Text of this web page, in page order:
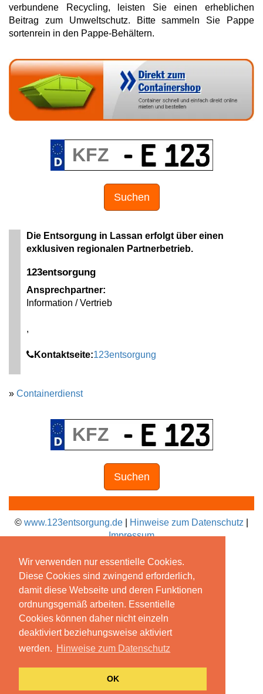
Wir verwenden nur essentielle Cookies.
Diese Cookies sind zwingend erforderlich,
damit diese Webseite und deren Funktionen
ordnungsgemäß arbeiten. Essentielle
Cookies können daher nicht einzeln
deaktiviert beziehungsweise aktiviert
werden. Hinweise zum Datenschutz
OK
verbundene Recycling, leisten Sie einen erheblichen
Beitrag zum Umweltschutz. Bitte sammeln Sie Pappe
sortenrein in den Pappe-Behältern.
Suchen
Die Entsorgung in Lassan erfolgt über einen
exklusiven regionalen Partnerbetrieb.
123entsorgung
Ansprechpartner:
Information / Vertrieb
,
Kontaktseite:123entsorgung
» Containerdienst
Suchen
© www.123entsorgung.de Hinweise zum Datenschutz
Impressum